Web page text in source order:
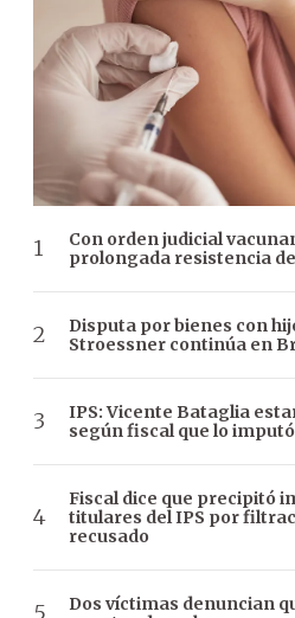
Con orden judicial
prolongada resistencia
Disputa por bienes con
Stroessner continúa en
IPS: Vicente Bataglia
según fiscal que lo imputó
Fiscal dice que precipitó
titulares del IPS por
recusado
Dos víctimas denuncian